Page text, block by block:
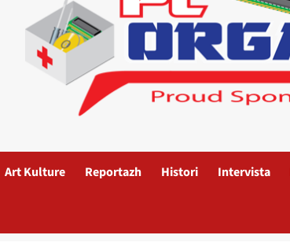
Art Kulture Reportazh Histori Intervista